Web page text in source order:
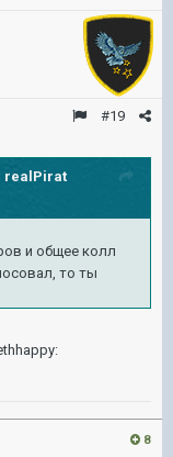
#19
realPirat
и общее колл
то ты
8